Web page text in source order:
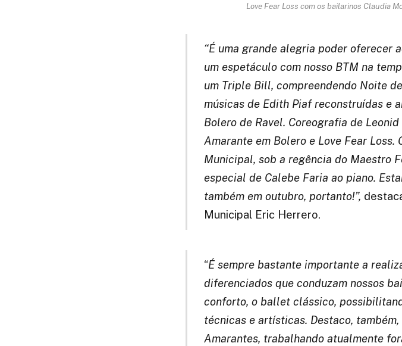
Love Fear Loss com os bailarinos Claudia
“É uma grande alegria poder oferecer
um espetáculo com nosso BTM na
um Triple Bill, compreendendo Noite
músicas de Edith Piaf reconstruídas e
Bolero de Ravel. Coreografia de
Amarante em Bolero e Love Fear
Municipal, sob a regência do Maestro
especial de Calebe Faria ao piano.
também em outubro, portanto!”,
Municipal Eric Herrero.
“É sempre bastante importante a
diferenciados que conduzam nossos
conforto, o ballet clássico,
técnicas e artísticas. Destaco,
Amarantes, trabalhando atualmente